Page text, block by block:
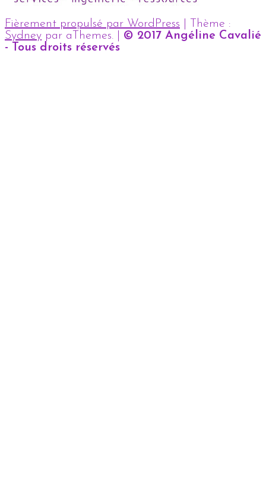
Fièrement propulsé par WordPress
Thème :
Sydney par aThemes.
© 2017 Angéline Cavalié
- Tous droits réservés